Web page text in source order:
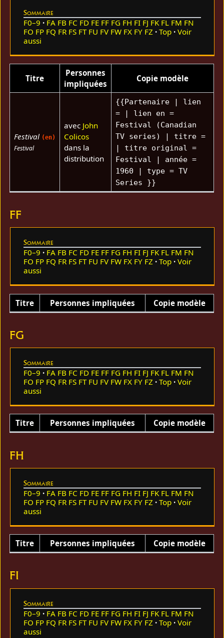
Sommaire
F0–9 FA FB FC FD FE FF FG FH FI FJ FK FL FM FN
FO FP FQ FR FS FT FU FV FW FX FY FZ Top
Voir
aussi
Titre
Personnes
impliquées
Copie modèle
Festival (en)
Festival
avec John
Colicos
dans la
distribution
{{Partenaire | lien
= | lien en =
Festival (Canadian
TV series) | titre =
| titre original =
Festival | année =
1960 | type = TV
Series }}
FF
Sommaire
F0–9 FA FB FC FD FE FF FG FH FI FJ FK FL FM FN
FO FP FQ FR FS FT FU FV FW FX FY FZ Top
Voir
aussi
Titre Personnes impliquées Copie modèle
FG
Sommaire
F0–9 FA FB FC FD FE FF FG FH FI FJ FK FL FM FN
FO FP FQ FR FS FT FU FV FW FX FY FZ Top
Voir
aussi
Titre Personnes impliquées Copie modèle
FH
Sommaire
F0–9 FA FB FC FD FE FF FG FH FI FJ FK FL FM FN
FO FP FQ FR FS FT FU FV FW FX FY FZ Top
Voir
aussi
Titre Personnes impliquées Copie modèle
FI
Sommaire
F0–9 FA FB FC FD FE FF FG FH FI FJ FK FL FM FN
FO FP FQ FR FS FT FU FV FW FX FY FZ Top
Voir
aussi